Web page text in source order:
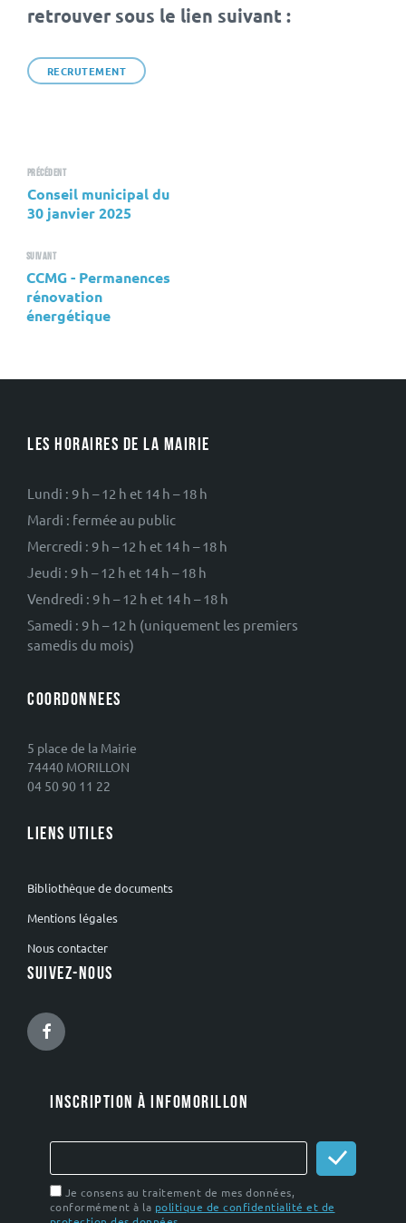
retrouver sous le lien suivant :
RECRUTEMENT
Précédent
Conseil municipal du
30 janvier 2025
Suivant
CCMG - Permanences
rénovation
énergétique
LES HORAIRES DE LA MAIRIE
Lundi : 9 h – 12 h et 14 h – 18 h
Mardi : fermée au public
Mercredi : 9 h – 12 h et 14 h – 18 h
Jeudi : 9 h – 12 h et 14 h – 18 h
Vendredi : 9 h – 12 h et 14 h – 18 h
Samedi : 9 h – 12 h (uniquement les premiers
samedis du mois)
COORDONNEES
5 place de la Mairie
74440 MORILLON
04 50 90 11 22
LIENS UTILES
Bibliothèque de documents
Mentions légales
Nous contacter
SUIVEZ-NOUS
Facebook
INSCRIPTION À INFOMORILLON
Je consens au traitement de mes données,
conformément à la politique de confidentialité et de